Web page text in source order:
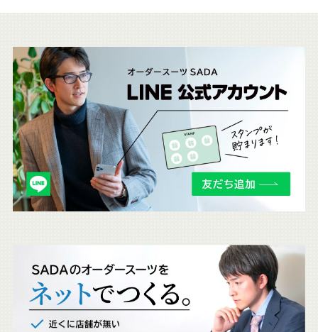
こ
ち
ら
も
チ
ェ